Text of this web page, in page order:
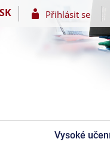
SK Přihlásit se
Vysoké